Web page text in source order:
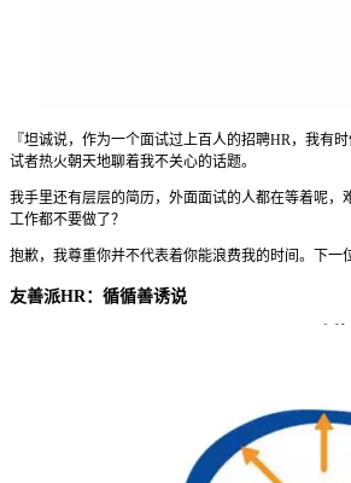
『坦诚说，作为一个面试过上百人的招聘HR，我有
试者热火朝天地聊着我不关心的话题。
我手里还有层层的简历，外面面试的人都在等着呢，
工作都不要做了？
抱歉，我尊重你并不代表着你能浪费我的时间。下一
友善派HR：循循善诱说